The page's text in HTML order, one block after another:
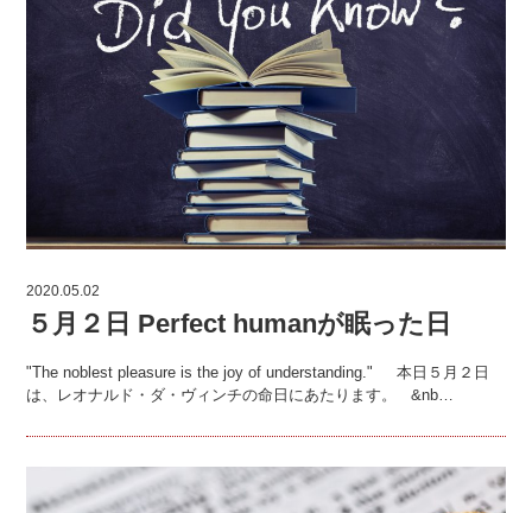
2020.05.02
５月２日 Perfect humanが眠った日
"The noblest pleasure is the joy of understanding." 本日５月２日
は、レオナルド・ダ・ヴィンチの命日にあたります。 &nb…